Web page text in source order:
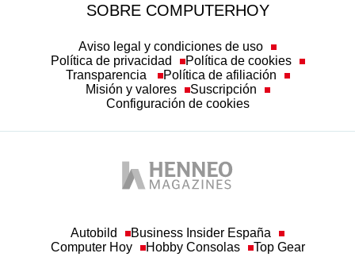
SOBRE COMPUTERHOY
Aviso legal y condiciones de uso
Política de privacidad
Política de cookies
Transparencia
Política de afiliación
Misión y valores
Suscripción
Configuración de cookies
Autobild
Business Insider España
Computer Hoy
Hobby Consolas Top Gear